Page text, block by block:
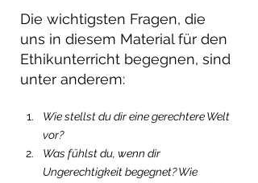
Die wichtigsten Fragen, die
uns in diesem Material für den
Ethikunterricht begegnen, sind
unter anderem:
Wie stellst du dir eine gerechtere Welt
vor?
Was fühlst du, wenn dir
Ungerechtigkeit begegnet? Wie